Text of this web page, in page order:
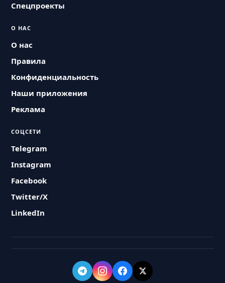
Спецпроекты
О НАС
О нас
Правила
Конфиденциальность
Наши приложения
Реклама
СОЦСЕТИ
Telegram
Instagram
Facebook
Twitter/X
LinkedIn